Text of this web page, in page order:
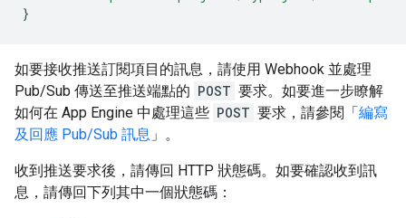
}
如要接收推送訂閱項目的訊息，請使用 Webhook 並處理
Pub/Sub 傳送至推送端點的 POST 要求。如要進一步瞭解
如何在 App Engine 中處理這些 POST 要求，請參閱「編寫
及回應 Pub/Sub 訊息 」。
收到推送要求後，請傳回 HTTP 狀態碼。如要確認收到訊
息，請傳回下列其中一個狀態碼：